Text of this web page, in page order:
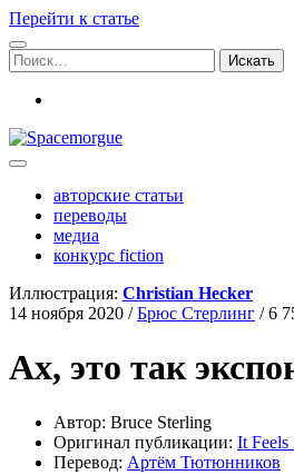
Перейти к статье
Поиск:
Spacemorgue
авторские статьи
переводы
медиа
конкурс fiction
Иллюстрация: Christian Hecker
14 ноября 2020 /Брюс Стерлинг /6
Ах, это так
Автор: Bruce Sterling
Ори­ги­нал пуб­ли­ка­ции: It Feels
Пере­вод: Артём Тютюн­ни­ков